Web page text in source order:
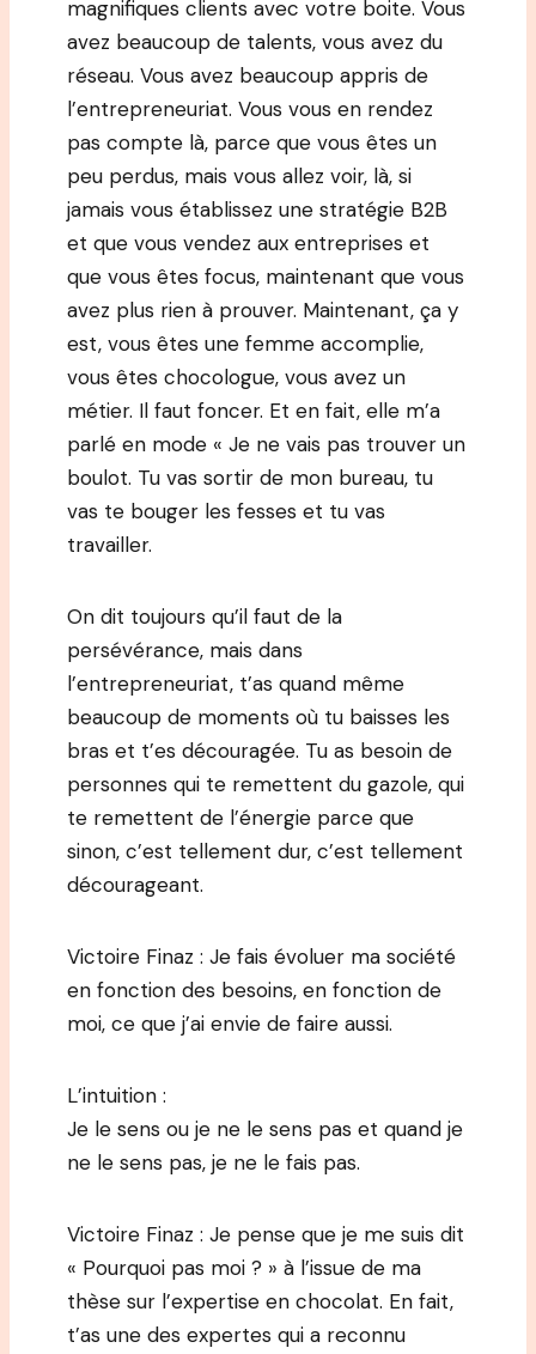
magnifiques clients avec votre boite. Vous
avez beaucoup de talents, vous avez du
réseau. Vous avez beaucoup appris de
l’entrepreneuriat. Vous vous en rendez
pas compte là, parce que vous êtes un
peu perdus, mais vous allez voir, là, si
jamais vous établissez une stratégie B2B
et que vous vendez aux entreprises et
que vous êtes focus, maintenant que vous
avez plus rien à prouver. Maintenant, ça y
est, vous êtes une femme accomplie,
vous êtes chocologue, vous avez un
métier. Il faut foncer. Et en fait, elle m’a
parlé en mode « Je ne vais pas trouver un
boulot. Tu vas sortir de mon bureau, tu
vas te bouger les fesses et tu vas
travailler.
On dit toujours qu’il faut de la
persévérance, mais dans
l’entrepreneuriat, t’as quand même
beaucoup de moments où tu baisses les
bras et t’es découragée. Tu as besoin de
personnes qui te remettent du gazole, qui
te remettent de l’énergie parce que
sinon, c’est tellement dur, c’est tellement
décourageant.
Victoire Finaz : Je fais évoluer ma société
en fonction des besoins, en fonction de
moi, ce que j’ai envie de faire aussi.
L’intuition :
Je le sens ou je ne le sens pas et quand je
ne le sens pas, je ne le fais pas.
Victoire Finaz : Je pense que je me suis dit
« Pourquoi pas moi ? » à l’issue de ma
thèse sur l’expertise en chocolat. En fait,
t’as une des expertes qui a reconnu